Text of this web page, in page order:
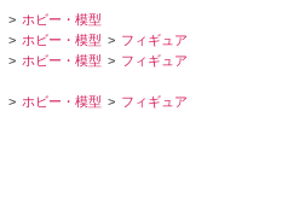
ホビー・模型
ホビー・模型
フィギュア
ホビー・模型
フィギュア
ホビー・模型
フィギュア